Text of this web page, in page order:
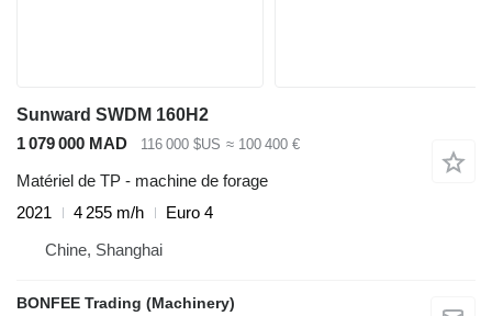
Sunward SWDM 160H2
1 079 000 MAD
116 000 $US ≈ 100 400 €
Matériel de TP - machine de forage
2021
4 255 m/h
Euro 4
Chine, Shanghai
BONFEE Trading (Machinery)